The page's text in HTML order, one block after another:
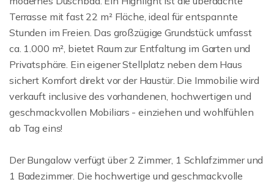
Terrasse mit fast 22 m² Fläche, ideal für entspannte
Stunden im Freien. Das großzügige Grundstück umfasst
ca. 1.000 m², bietet Raum zur Entfaltung im Garten und
Privatsphäre. Ein eigener Stellplatz neben dem Haus
sichert Komfort direkt vor der Haustür. Die Immobilie wird
verkauft inclusive des vorhandenen, hochwertigen und
geschmackvollen Mobiliars - einziehen und wohlfühlen
ab Tag eins!
Der Bungalow verfügt über 2 Zimmer, 1 Schlafzimmer und
1 Badezimmer. Die hochwertige und geschmackvolle